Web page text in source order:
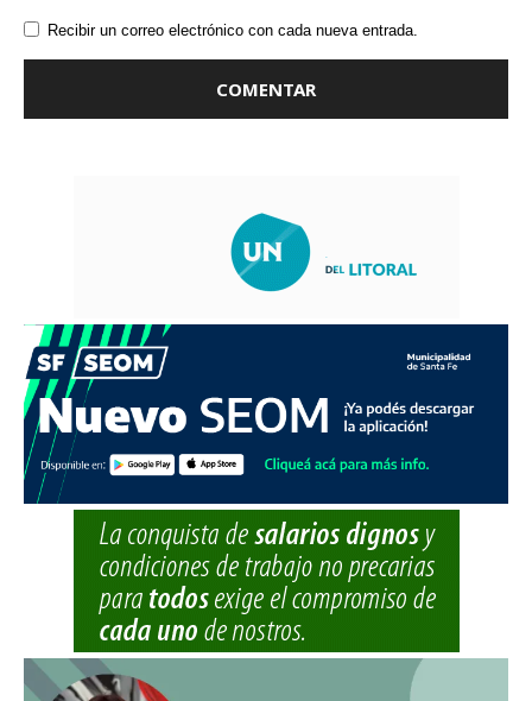
Recibir un correo electrónico con cada nueva entrada.